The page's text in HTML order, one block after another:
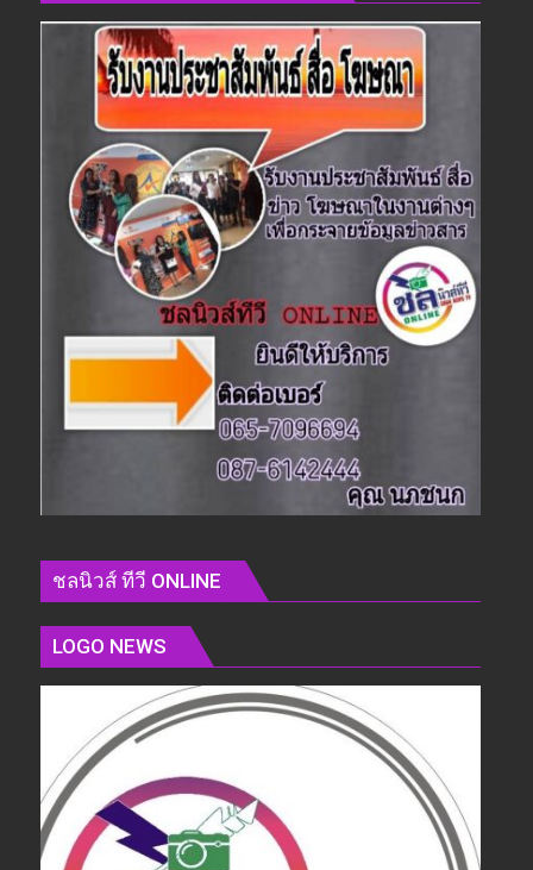
ชลนิวส์ ทีวี ONLINE
LOGO NEWS